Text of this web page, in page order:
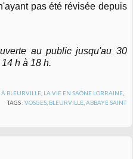
pas été révisée depuis
au public jusqu'au 30
h à 18 h.
À BLEURVILLE, LA VIE EN SAÔNE LORRAINE,
TAGS :VOSGES BLEURVILLE ,ABBAYE SAINT